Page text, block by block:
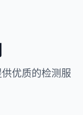
优质的检测服